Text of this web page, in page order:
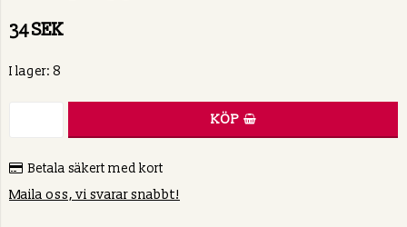
34 SEK
I lager: 8
KÖP
Betala säkert med kort
Maila oss, vi svarar snabbt!